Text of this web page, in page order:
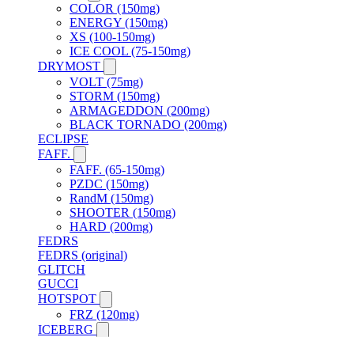
COLOR (150mg)
ENERGY (150mg)
XS (100-150mg)
ICE COOL (75-150mg)
DRYMOST
VOLT (75mg)
STORM (150mg)
ARMAGEDDON (200mg)
BLACK TORNADO (200mg)
ECLIPSE
FAFF.
FAFF. (65-150mg)
PZDC (150mg)
RandM (150mg)
SHOOTER (150mg)
HARD (200mg)
FEDRS
FEDRS (original)
GLITCH
GUCCI
HOTSPOT
FRZ (120mg)
ICEBERG